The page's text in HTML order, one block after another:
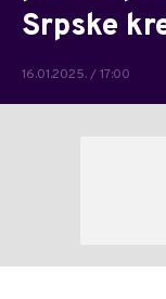
Srpske
16.01.2025. / 17:00